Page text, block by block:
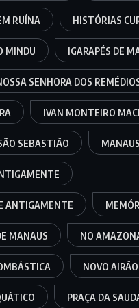
RUÍNA HISTÓRIAS
MINDU IGARAPÉS DE
SENHORA DOS
IVAN MONTEIRO
SEBASTIÃO MANAUS
ANTIGAMENTE
MANAUS NO
NOVO AIRÃO
PRAÇA DA